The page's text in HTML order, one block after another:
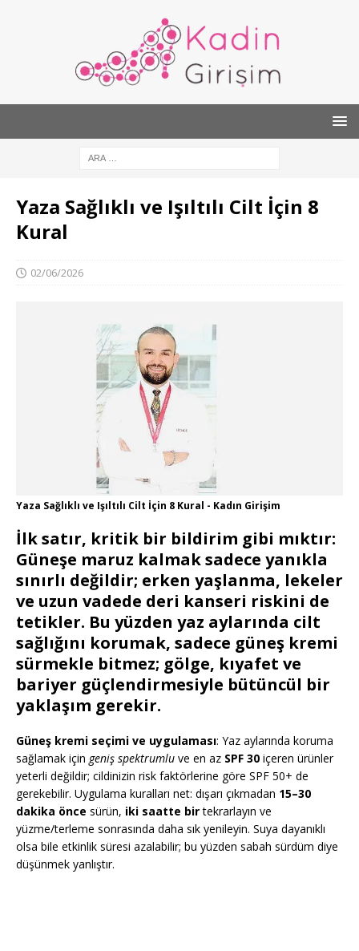
Yaza Sağlıklı ve Işıltılı Cilt İçin 8
Kural
02/06/2026
Yaza Sağlıklı ve Işıltılı Cilt İçin 8 Kural - Kadın Girişim
İlk satır, kritik bir bildirim gibi mıktır:
Güneşe maruz kalmak sadece yanıkla
sınırlı değildir; erken yaşlanma, lekeler
ve uzun vadede deri kanseri riskini de
tetikler. Bu yüzden yaz aylarında cilt
sağlığını korumak, sadece güneş kremi
sürmekle bitmez; gölge, kıyafet ve
bariyer güçlendirmesiyle bütüncül bir
yaklaşım gerekir.
Güneş kremi seçimi ve uygulaması: Yaz aylarında koruma
sağlamak için geniş spektrumlu ve en az SPF 30 içeren ürünler
yeterli değildir; cildinizin risk faktörlerine göre SPF 50+ de
gerekebilir. Uygulama kuralları net: dışarı çıkmadan 15–30
dakika önce sürün, iki saatte birtekrarlayın ve
yüzme/terleme sonrasında daha sık yenileyin. Suya dayanıklı
olsa bile etkinlik süresi azalabilir; bu yüzden sabah sürdüm diye
düşünmek yanlıştır.